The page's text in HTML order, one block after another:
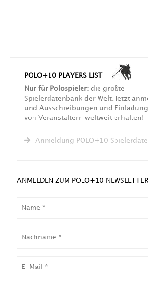
POLO+10 PLAYERS LIST
Nur für Polospieler: die größte
Spielerdatenbank der Welt. Jetzt
und Ausschreibungen und
von Veranstaltern weltweit erhalten!
Anmeldung POLO+10
ANMELDEN ZUM POLO+10 NEWSLETTER